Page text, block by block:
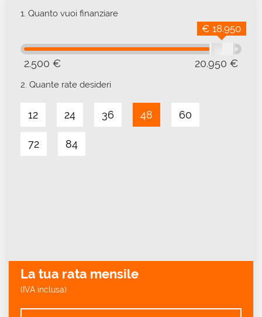
1. Quanto vuoi finanziare
2.500 € 20.950 €
€ 18.950
2. Quante rate desideri
12 24 36 48 60
72 84
La tua rata mensile
(IVA inclusa)